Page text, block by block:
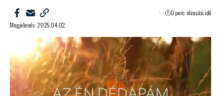
Megjelenés: 2025.04.02.
0 perc olvasási idő